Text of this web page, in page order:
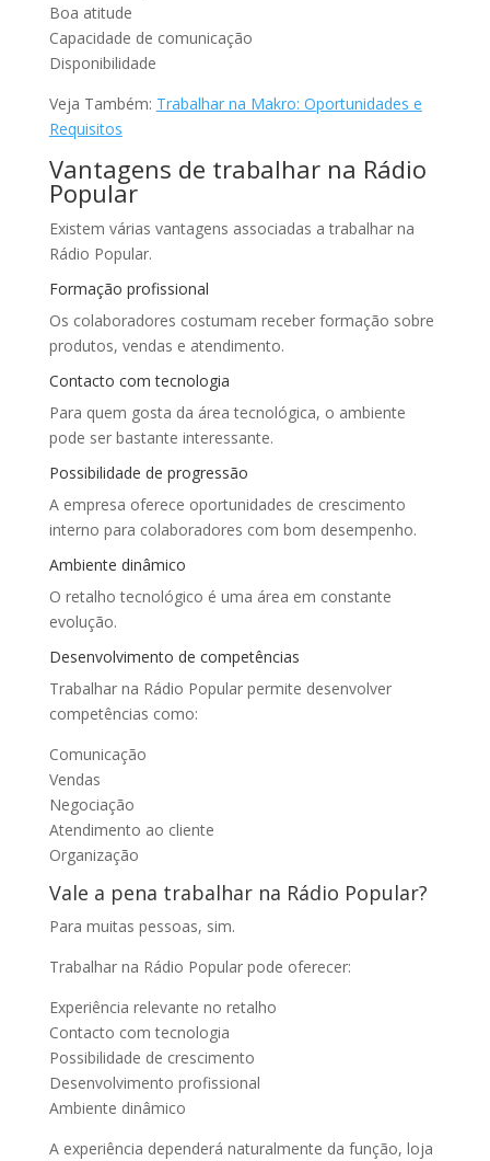
Boa atitude
Capacidade de comunicação
Disponibilidade
Veja Também: Trabalhar na Makro: Oportunidades e
Requisitos
Vantagens de trabalhar na Rádio
Popular
Existem várias vantagens associadas a trabalhar na
Rádio Popular.
Formação profissional
Os colaboradores costumam receber formação sobre
produtos, vendas e atendimento.
Contacto com tecnologia
Para quem gosta da área tecnológica, o ambiente
pode ser bastante interessante.
Possibilidade de progressão
A empresa oferece oportunidades de crescimento
interno para colaboradores com bom desempenho.
Ambiente dinâmico
O retalho tecnológico é uma área em constante
evolução.
Desenvolvimento de competências
Trabalhar na Rádio Popular permite desenvolver
competências como:
Comunicação
Vendas
Negociação
Atendimento ao cliente
Organização
Vale a pena trabalhar na Rádio Popular?
Para muitas pessoas, sim.
Trabalhar na Rádio Popular pode oferecer:
Experiência relevante no retalho
Contacto com tecnologia
Possibilidade de crescimento
Desenvolvimento profissional
Ambiente dinâmico
A experiência dependerá naturalmente da função, loja